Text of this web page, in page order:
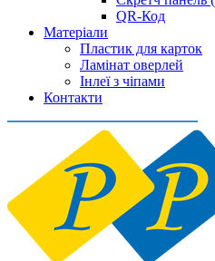
QR-Код
Матеріали
Пластик для карток
Ламінат оверлей
Інлеї з чіпами
Контакти